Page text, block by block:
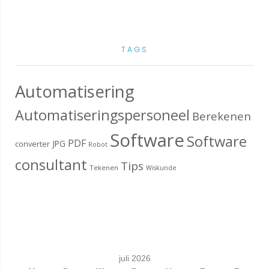
TAGS
Automatisering
Automatiseringspersoneel Berekenen
converter JPG PDF Robot SoftwareSoftware
consultant Tekenen Tips Wiskunde
juli 2026